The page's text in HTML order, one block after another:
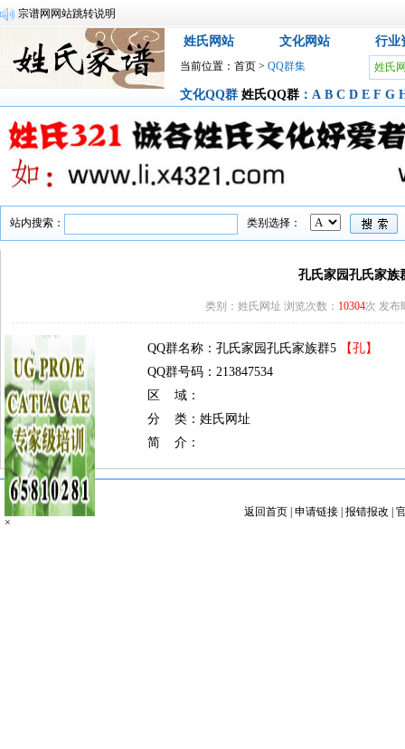
宗谱网网站跳转说明
姓氏网站 文化网站 行业
当前位置： 首页 > QQ群集 姓氏
文化QQ群 姓氏QQ群 ： A B C D E F G
×
站内搜索： 类别选择：
孔氏家园孔氏家族
类别：姓氏网址 浏览次数： 10304次 发布
QQ群名称：孔氏家园孔氏家族群5
【孔】
QQ群号码：213847534
区 域：
分 类：姓氏网址
简 介：
返回首页| 申请链接| 报错报改